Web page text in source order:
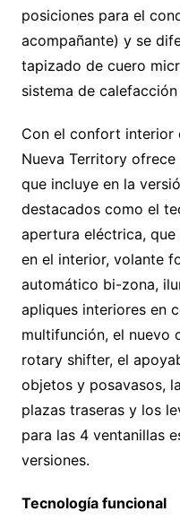
posiciones para el
acompañante) y se
tapizado de cuero
sistema de
Con el confort interior
Nueva Territory
que incluye en la
destacados como el
apertura eléctrica,
en el interior, volante
automático bi-zona,
apliques interiores en
multifunción, el nuevo
rotary shifter, el
objetos y posavasos,
plazas traseras y los
para las 4 ventanillas
versiones.
Tecnología funcional